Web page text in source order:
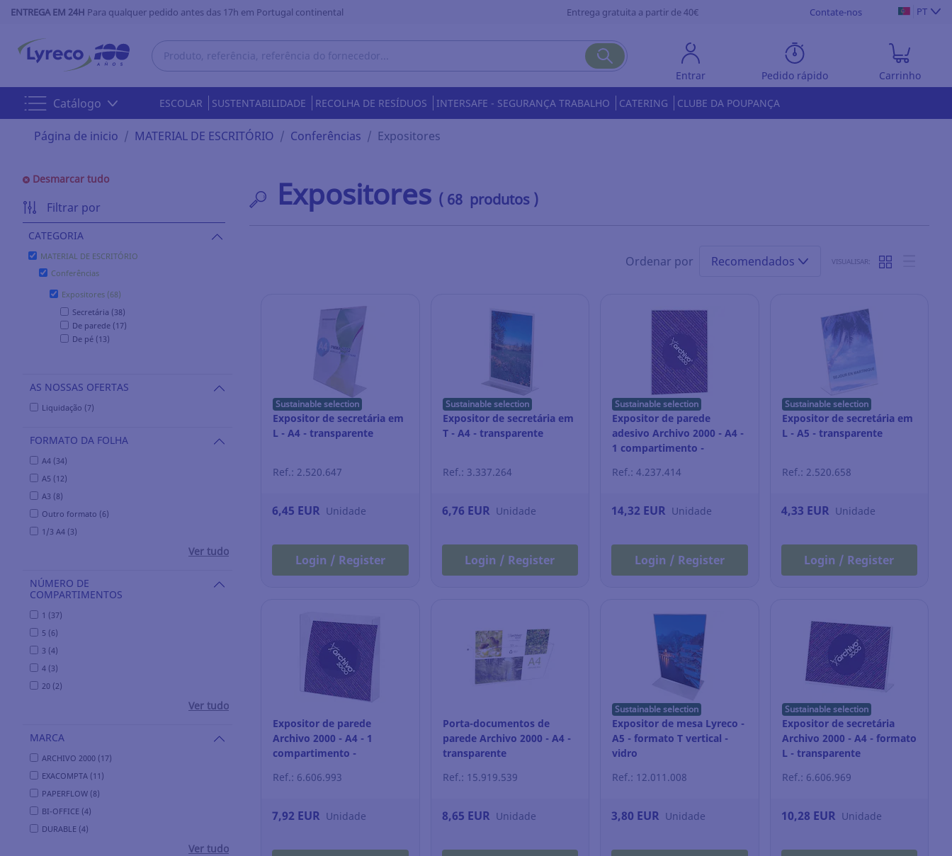
ENTREGA EM 24H Para qualquer pedido antes das 17h em Portugal continental Entrega gratuita a partir de 40€ Contate-nos PT
Entrar Pedido rápido Carrinho
Catálogo ESCOLAR SUSTENTABILIDADE RECOLHA DE RESÍDUOS INTERSAFE - SEGURANÇA TRABALHO CATERING CLUBE DA POUPANÇA
Página de inicio MATERIAL DE ESCRITÓRIO Conferências Expositores
Desmarcar tudo
Filtrar por
CATEGORIA
MATERIAL DE ESCRITÓRIO
Conferências
Expositores (68)
Secretária (38)
De parede (17)
De pé (13)
AS NOSSAS OFERTAS
Liquidação (7)
FORMATO DA FOLHA
A4 (34)
A5 (12)
A3 (8)
Outro formato (6)
1/3 A4 (3)
Ver tudo
NÚMERO DE
COMPARTIMENTOS
1 (37)
5 (6)
3 (4)
4 (3)
20 (2)
Ver tudo
MARCA
ARCHIVO 2000 (17)
EXACOMPTA (11)
PAPERFLOW (8)
BI-OFFICE (4)
DURABLE (4)
Ver tudo
Expositores ( 68 produtos )
Ordenar por Recomendados VISUALISAR:
Sustainable selection
Expositor de secretária em
L - A4 - transparente
Ref.: 2.520.647
6,45 EUR Unidade
Login / Register
Sustainable selection
Expositor de secretária em
T - A4 - transparente
Ref.: 3.337.264
6,76 EUR Unidade
Login / Register
Sustainable selection
Expositor de parede
adesivo Archivo 2000 - A4 -
1 compartimento -
Ref.: 4.237.414
14,32 EUR Unidade
Login / Register
Sustainable selection
Expositor de secretária em
L - A5 - transparente
Ref.: 2.520.658
4,33 EUR Unidade
Login / Register
Expositor de parede
Archivo 2000 - A4 - 1
compartimento -
Ref.: 6.606.993
7,92 EUR Unidade
Porta-documentos de
parede Archivo 2000 - A4 -
transparente
Ref.: 15.919.539
8,65 EUR Unidade
Sustainable selection
Expositor de mesa Lyreco -
A5 - formato T vertical -
vidro
Ref.: 12.011.008
3,80 EUR Unidade
Sustainable selection
Expositor de secretária
Archivo 2000 - A4 - formato
L - transparente
Ref.: 6.606.969
10,28 EUR Unidade